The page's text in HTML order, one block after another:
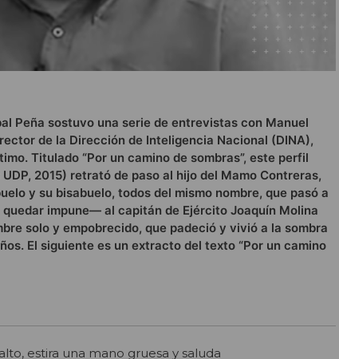
Peña sostuvo una serie de entrevistas con Manuel
de la Dirección de Inteligencia Nacional (DINA),
Titulado “Por un camino de sombras”, este perfil
2015) retrató de paso al hijo del Mamo Contreras,
y su bisabuelo, todos del mismo nombre, que pasó a
impune— al capitán de Ejército Joaquín Molina
solo y empobrecido, que padeció y vivió a la sombra
El siguiente es un extracto del texto “Por un camino
estira una mano gruesa y saluda